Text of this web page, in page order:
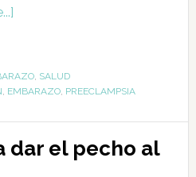
, SALUD
EMBARAZO, PREECLAMPSIA
dar el pecho al